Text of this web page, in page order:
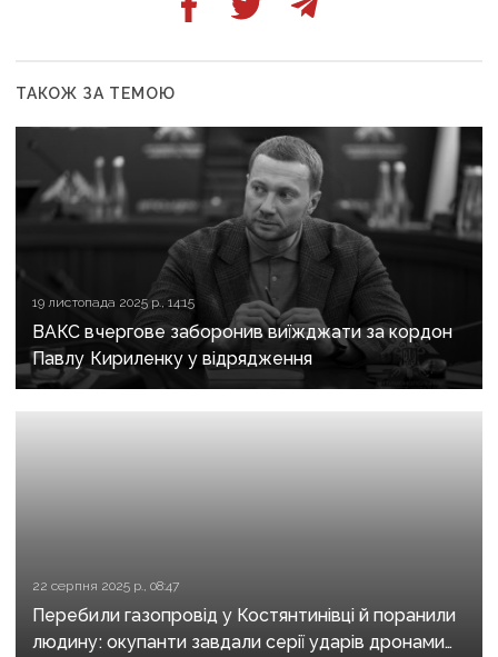
ТАКОЖ ЗА ТЕМОЮ
19 листопада 2025 р., 14:15
ВАКС вчергове заборонив виїжджати за кордон
Павлу Кириленку у відрядження
22 серпня 2025 р., 08:47
Перебили газопровід у Костянтинівці й поранили
людину: окупанти завдали серії ударів дронами